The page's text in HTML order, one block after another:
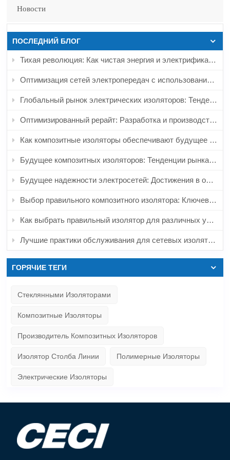
Изготовленные …
Новости
ПОСЛЕДНИЙ БЛОГ
Тихая революция: Как чистая энергия и электрификация меняют рынок
Оптимизация сетей электропередач с использованием композитных изоляторов: Применение и конструкторские соображения
Глобальный рынок электрических изоляторов: Тенденции роста, инновации и перспективы развития
Оптимизированный рерайт: Разработка и производство полимерных изоляторов — не все одинаковы
Как композитные изоляторы обеспечивают будущее энергетической инфраструктуры
Будущее композитных изоляторов: Тенденции рынка, рост и прогноз развития отрасли
Будущее надежности электросетей: Достижения в области композитных изоляторов
Выбор правильного композитного изолятора: Ключевые соображения для оптимальной работы
Как выбрать правильный изолятор для различных условий окружающей среды
Лучшие практики обслуживания для сетевых изоляторов: обеспечение долговечности и надежности
ГОРЯЧИЕ ТЕГИ
Стеклянными Изоляторами
Композитные Изоляторы
Производитель Композитных Изоляторов
Изолятор Столба Линии Полимерные Изоляторы
Электрические Изоляторы